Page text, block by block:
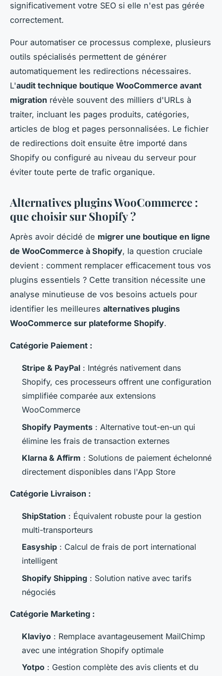
significativement votre SEO si elle n'est pas gérée
correctement.
Pour automatiser ce processus complexe, plusieurs
outils spécialisés permettent de générer
automatiquement les redirections nécessaires.
L'audit technique boutique WooCommerce avant
migration révèle souvent des milliers d'URLs à
traiter, incluant les pages produits, catégories,
articles de blog et pages personnalisées. Le fichier
de redirections doit ensuite être importé dans
Shopify ou configuré au niveau du serveur pour
éviter toute perte de trafic organique.
Alternatives plugins WooCommerce :
que choisir sur Shopify ?
Après avoir décidé de migrer une boutique en ligne
de WooCommerce à Shopify, la question cruciale
devient : comment remplacer efficacement tous vos
plugins essentiels ? Cette transition nécessite une
analyse minutieuse de vos besoins actuels pour
identifier les meilleures alternatives plugins
WooCommerce sur plateforme Shopify.
Catégorie Paiement :
Stripe & PayPal : Intégrés nativement dans
Shopify, ces processeurs offrent une configuration
simplifiée comparée aux extensions
WooCommerce
Shopify Payments : Alternative tout-en-un qui
élimine les frais de transaction externes
Klarna & Affirm : Solutions de paiement échelonné
directement disponibles dans l'App Store
Catégorie Livraison :
ShipStation : Équivalent robuste pour la gestion
multi-transporteurs
Easyship : Calcul de frais de port international
intelligent
Shopify Shipping : Solution native avec tarifs
négociés
Catégorie Marketing :
Klaviyo : Remplace avantageusement MailChimp
avec une intégration Shopify optimale
Yotpo : Gestion complète des avis clients et du